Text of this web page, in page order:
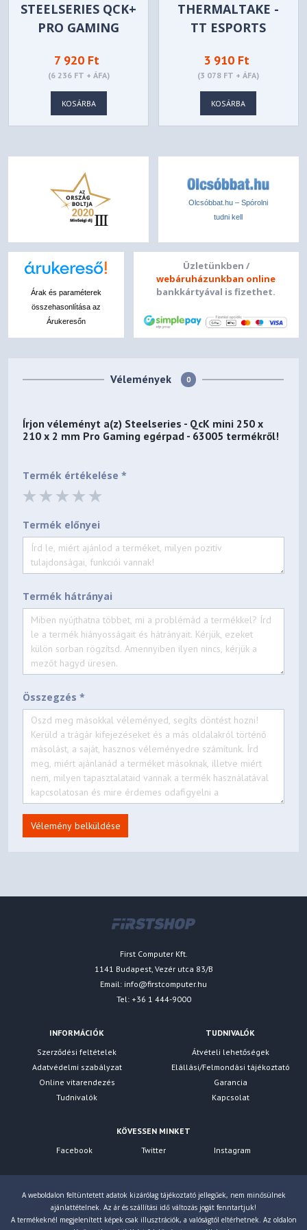
STEELSERIES QCK+
PRO GAMING
X 2 MM
7 920 Ft
(6 236 FT + ÁFA)
KOSÁRBA
THERMALTAKE -
TT ESPORTS
TOUCH EDITION
3 910 Ft
(3 078 FT + ÁFA)
KOSÁRBA
Olcsóbbat.hu – Spórolni
tudni kell
Árak és paraméterek
összehasonlítása az
Árukeresőn
Üzletünkben /
webáruházunkban online
bankkártyával is fizethet.
Vélemények 0
Írjon véleményt a(z) Steelseries - QcK mini 250 x
210 x 2 mm Pro Gaming egérpad - 63005 termékről!
Termék értékelése *
Termék előnyei
Termék hátrányai
Összegzés *
Vélemény belküldése
First Computer Kft.
1141 Budapest, Vezér utca 83/B
Email: info@firstcomputer.hu
Tel: +36 1 444-9000
INFORMÁCIÓK
Szerződési feltételek
Adatvédelmi szabályzat
Online vitarendezés
Tudnivalók
TUDNIVALÓK
Átvételi lehetőségek
Elállási/Felmondási tájékoztató
Garancia
Kapcsolat
KÖVESSEN MINKET
Facebook
Twitter Instagram
A weboldalon feltüntetett adatok kizárólag tájékoztató jellegűek, nem minősülnek
ajánlattételnek. Az ár és szállítási idő változás jogát fenntartjuk!
A termékeknél megjelenített képek csak illusztrációk, a valóságtól eltérhetnek. Az oldalon